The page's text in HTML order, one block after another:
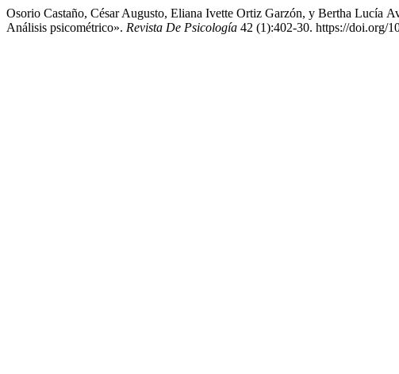
Osorio Castaño, César Augusto, Eliana Ivette Ortiz Garzón, y Bertha Lucía
Análisis psicométrico». Revista De Psicología 42 (1):402-30. https://doi.org/